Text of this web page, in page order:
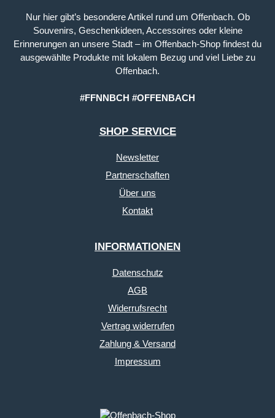
Nur hier gibt’s besondere Artikel rund um Offenbach. Ob
Souvenirs, Geschenkideen, Accessoires oder kleine
Erinnerungen an unsere Stadt – im Offenbach-Shop findest du
ausgewählte Produkte mit lokalem Bezug und viel Liebe zu
Offenbach.
#FFNNBCH #OFFENBACH
SHOP SERVICE
Newsletter
Partnerschaften
Über uns
Kontakt
INFORMATIONEN
Datenschutz
AGB
Widerrufsrecht
Vertrag widerrufen
Zahlung & Versand
Impressum